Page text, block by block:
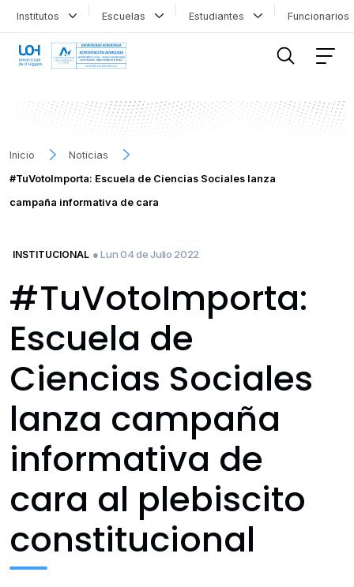
Institutos Escuelas Estudiantes
Inicio
Noticias
#TuVotoImporta: Escuela de Ciencias Sociales lanza
campaña informativa de cara
INSTITUCIONAL ● Lun 04 de Julio 2022
#TuVotoImporta:
Escuela de
Ciencias Sociales
lanza campaña
informativa de
cara al plebiscito
constitucional